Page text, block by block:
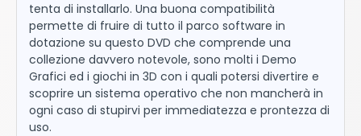
tenta di installarlo. Una buona compatibilità
permette di fruire di tutto il parco software in
dotazione su questo DVD che comprende una
collezione davvero notevole, sono molti i Demo
Grafici ed i giochi in 3D con i quali potersi divertire e
scoprire un sistema operativo che non mancherà in
ogni caso di stupirvi per immediatezza e prontezza di
uso.